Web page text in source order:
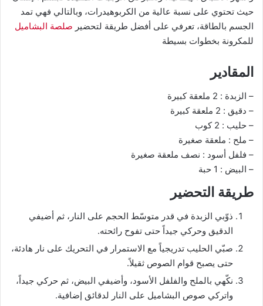
حيث تحتوي على نسبة عالية من الكربوهيدرات، وبالتالي فهي تمد
الجسم بالطاقة، تعرفي على أفضل طريقة لتحضير صلصة البشاميل
للمكرونة بخطوات بسيطة
المقادير
– الزبدة : 2 ملعقة كبيرة
– دقيق : 2 ملعقة كبيرة
– حليب : 2 كوب
– ملح : ملعقة صغيرة
– فلفل أسود : نصف ملعقة صغيرة
– البيض : 1 حبة
طريقة التحضير
ذوّبي الزبدة في قدر متوسّط الحجم على النار، ثم أضيفي
الدقيق وحركي جيداً حتى تفوح رائحته.
صبّي الحليب تدريجياً مع الاستمرار في التحريك على نار هادئة،
حتى يصبح قوام الصوص ثقيلاً.
نكّهي بالملح والفلفل الأسود، وأضيفي البيض، ثم حركي جيداً،
واتركي صوص البشاميل على النار لدقائق إضافية.